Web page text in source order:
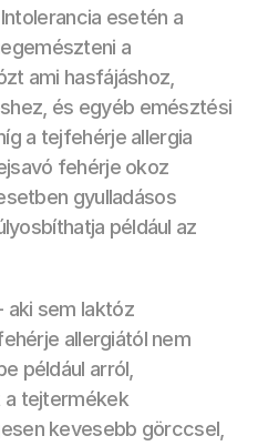
esetén a
a
ami hasfájáshoz,
és egyéb emésztési
a tejfehérje allergia
fehérje okoz
gyulladásos
például az
aki sem laktóz
allergiától nem
például arról,
a tejtermékek
kevesebb görccsel,